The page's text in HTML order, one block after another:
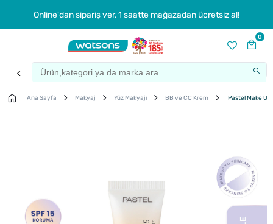
Online'dan sipariş ver, 1 saatte mağazadan ücretsiz al!
0
Ana Sayfa Makyaj Yüz Makyajı BB ve CC Krem Pastel Make Up